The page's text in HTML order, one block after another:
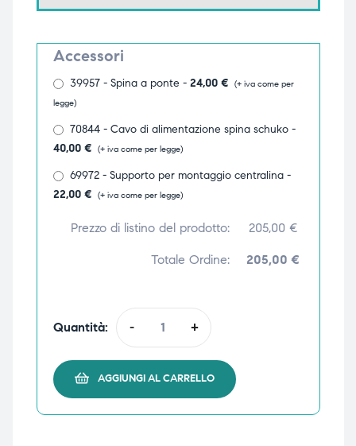
Accessori
39957 - Spina a ponte - 24,00 € (+ iva come per
legge)
70844 - Cavo di alimentazione spina schuko -
40,00 € (+ iva come per legge)
69972 - Supporto per montaggio centralina -
22,00 € (+ iva come per legge)
Prezzo di listino del prodotto: 205,00 €
Totale Ordine: 205,00 €
Quantità: - +
AGGIUNGI AL CARRELLO